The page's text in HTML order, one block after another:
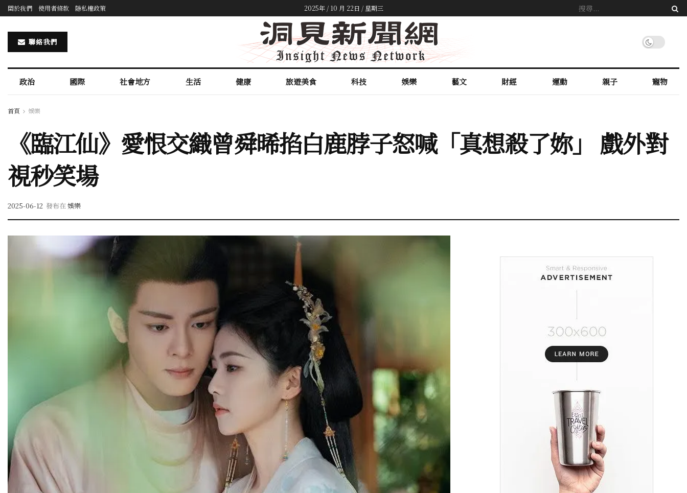
關於我們 使用者條款 隱私權政策 2025年 / 10 月 22日 / 星期三
聯絡我們
政治 國際 社會地方 生活 健康 旅遊美食 科技 娛樂 藝文 財經 運動 親子 寵物
首頁 娛樂
《臨江仙》愛恨交織曾舜晞掐白鹿脖子怒喊「真想殺了妳」 戲外對
視秒笑場
2025-06-12 發布在娛樂